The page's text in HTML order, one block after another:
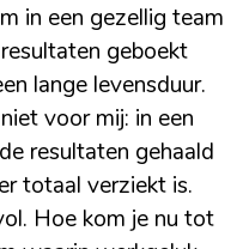
in een gezellig team
geboekt
lange levensduur.
voor mij: in een
resultaten gehaald
totaal verziekt is.
Hoe kom je nu tot